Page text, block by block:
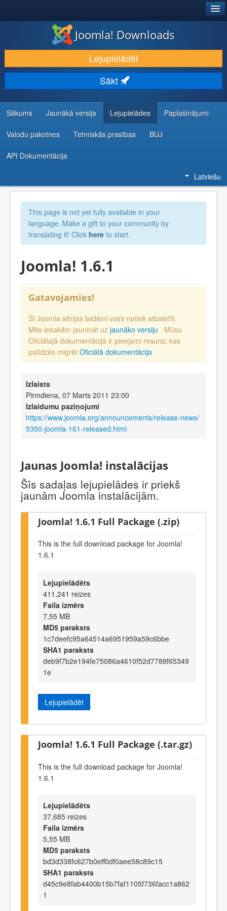
LEJUPIELĀDĒT UN PAPLAŠINĀT
ATKLĀJ UN IEMĀCIES
KOPIENA UN ATBALSTS
IZSTRĀDĀTĀJU RESURSI
Joomla! Downloads
Lejupielādēt
Sākt
Sākums Jaunākā versija Lejupielādes Paplašinājumi
Valodu pakotnes Tehniskās prasības BUJ
API Dokumentācija
Latviešu
This page is not yet fully available in your
language. Make a gift to your community by
translating it! Click here to start.
Joomla! 1.6.1
Gatavojamies!
Šī Joomla sērijas laidieni vairs netiek atbalstīti.
Mēs iesakām jaunināt uz jaunāko versiju . Mūsu
Oficiālajā dokumentācijā ir pieejami resursi, kas
palīdzēs migrēt Oficiālā dokumentācija
Izlaists
Pirmdiena, 07 Marts 2011 23:00
Izlaidumu paziņojumi
https://www.joomla.org/announcements/release-news/
5350-joomla-161-released.html
Jaunas Joomla! instalācijas
Šīs sadaļas lejupielādes ir priekš
jaunām Joomla instalācijām.
Joomla! 1.6.1 Full Package (.zip)
This is the full download package for Joomla!
1.6.1
Lejupielādēts
411,241 reizes
Faila izmērs
7,55 MB
MD5 paraksts
1c7deefc95a64514a6951959a59c6bbe
SHA1 paraksts
deb9f7b2e194fe75086a4610f52d7788f65349
1e
Lejupielādēt
Joomla! 1.6.1 Full Package (.tar.gz)
This is the full download package for Joomla!
1.6.1
Lejupielādēts
37,685 reizes
Faila izmērs
5,55 MB
MD5 paraksts
bd3d338fc627b0eff0df0aee58c89c15
SHA1 paraksts
d45c9e8fab4400b15b7faf1105f736facc1a862
1